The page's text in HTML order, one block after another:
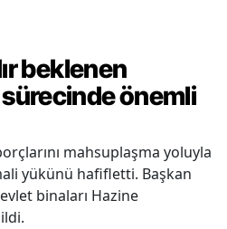
beklenen
önemli
mahsuplaşma yoluyla
yükünü hafifletti. Başkan
binaları Hazine